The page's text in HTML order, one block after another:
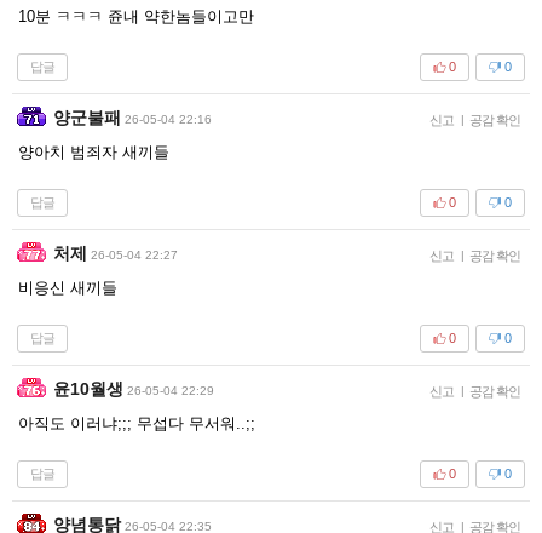
10분 ㅋㅋㅋ 쥰내 약한놈들이고만
답글 0
0
양군불패 26-05-04 22:16 신고 | 공감 확인
양아치 범죄자 새끼들
답글 0
0
처제 26-05-04 22:27 신고 | 공감 확인
비응신 새끼들
답글 0
0
윤10월생 26-05-04 22:29 신고 | 공감 확인
아직도 이러냐;;; 무섭다 무서워..;;
답글 0
0
양념통닭 26-05-04 22:35 신고 | 공감 확인